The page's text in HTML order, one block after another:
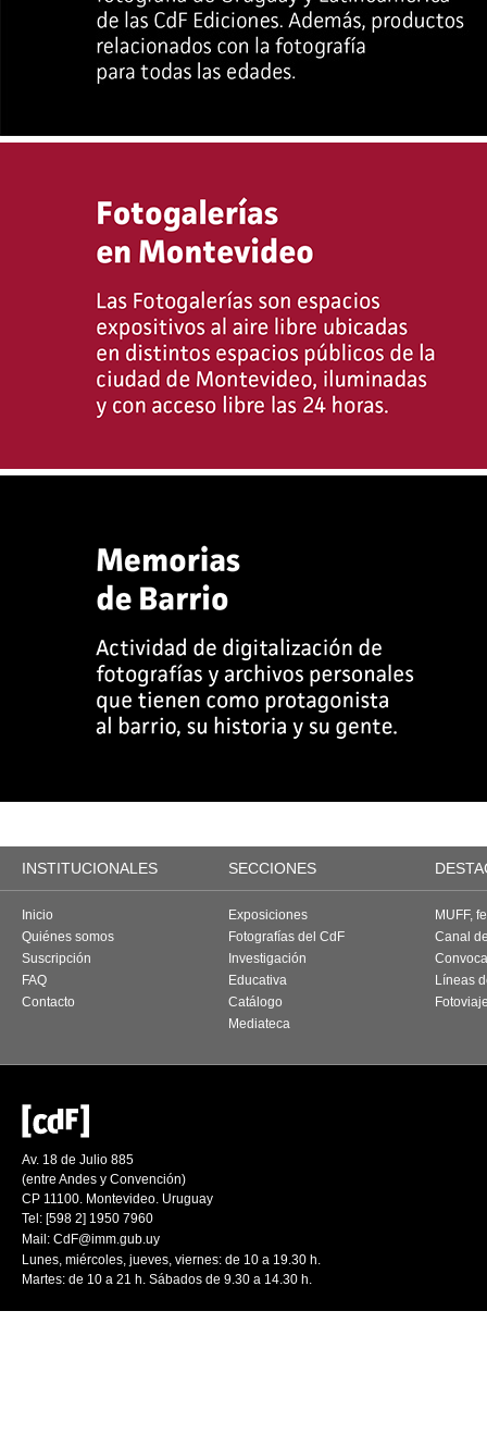
INSTITUCIONALES SECCIONES
Inicio
Quiénes somos
Suscripción
FAQ
Contacto
Exposiciones
Fotografías del CdF
Investigación
Educativa
Catálogo
Mediateca
MUFF,
Canal
Líneas
Av. 18 de Julio 885
(entre Andes y Convención)
CP 11100. Montevideo. Uruguay
Tel: [598 2] 1950 7960
Mail: CdF@imm.gub.uy
Lunes, miércoles, jueves, viernes: de 10 a 19.30 h.
Martes: de 10 a 21 h. Sábados de 9.30 a 14.30 h.